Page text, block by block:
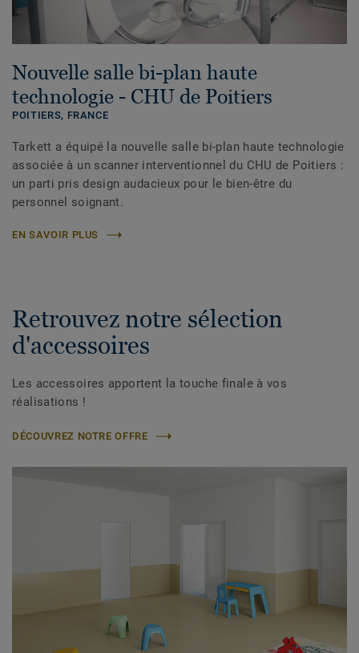
Nouvelle salle bi-plan haute
technologie - CHU de Poitiers
POITIERS, FRANCE
Tarkett a équipé la nouvelle salle bi-plan haute technologie
associée à un scanner interventionnel du CHU de Poitiers :
un parti pris design audacieux pour le bien-être du
personnel soignant.
EN SAVOIR PLUS
Retrouvez notre sélection
d'accessoires
Les accessoires apportent la touche finale à vos
réalisations !
DÉCOUVREZ NOTRE OFFRE